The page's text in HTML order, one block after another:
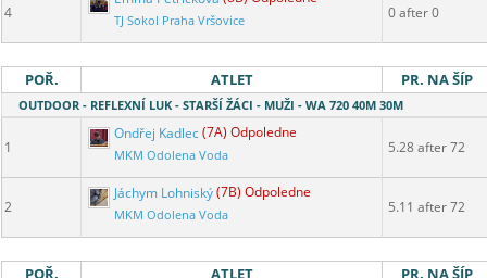
4 TJ Sokol Praha Vršovice 0 after 0
POŘ. ATLET PR. NA ŠÍP
OUTDOOR - REFLEXNÍ LUK - STARŠÍ ŽÁCI - MUŽI - WA 720 40M 30M
1
Ondřej Kadlec(7A) Odpoledne
MKM Odolena Voda 5.28 after 72
2
Jáchym Lohniský(7B) Odpoledne
MKM Odolena Voda 5.11 after 72
POŘ. ATLET PR. NA ŠÍP